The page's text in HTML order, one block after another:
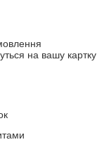
на вашу картку